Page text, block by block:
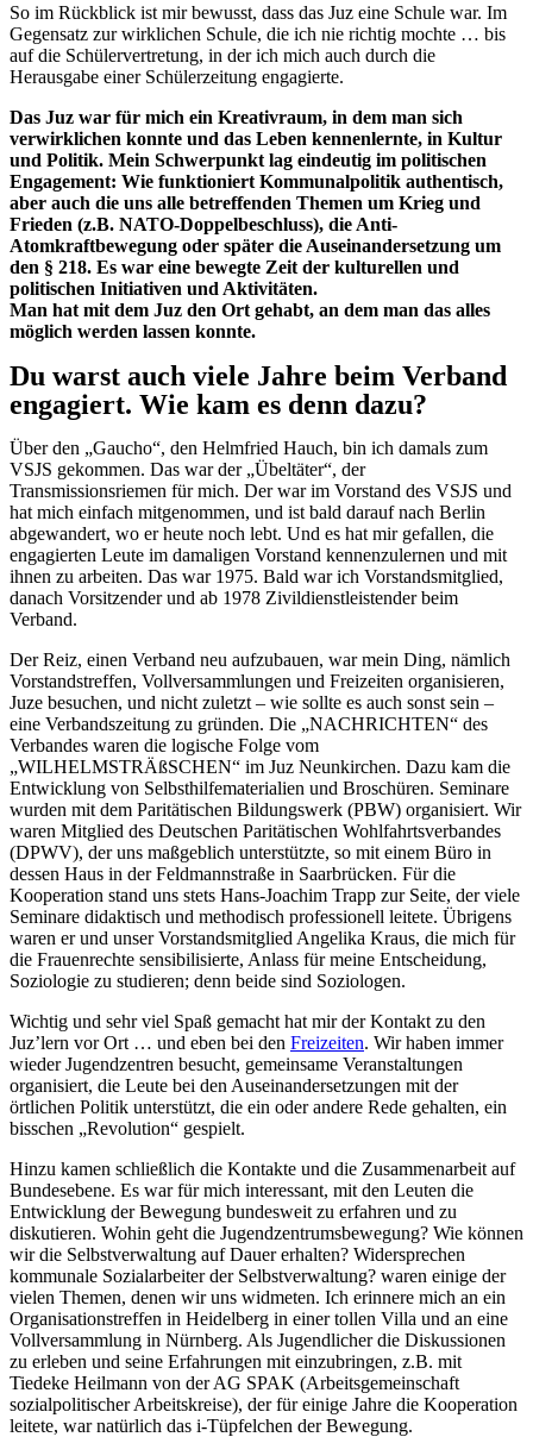
So im Rückblick ist mir bewusst, dass das Juz eine Schule war. Im
Gegensatz zur wirklichen Schule, die ich nie richtig mochte … bis
auf die Schülervertretung, in der ich mich auch durch die
Herausgabe einer Schülerzeitung engagierte.
Das Juz war für mich ein Kreativraum, in dem man sich
verwirklichen konnte und das Leben kennenlernte, in Kultur
und Politik. Mein Schwerpunkt lag eindeutig im politischen
Engagement: Wie funktioniert Kommunalpolitik authentisch,
aber auch die uns alle betreffenden Themen um Krieg und
Frieden (z.B. NATO-Doppelbeschluss), die Anti-
Atomkraftbewegung oder später die Auseinandersetzung um
den § 218. Es war eine bewegte Zeit der kulturellen und
politischen Initiativen und Aktivitäten.
Man hat mit dem Juz den Ort gehabt, an dem man das alles
möglich werden lassen konnte.
Du warst auch viele Jahre beim Verband
engagiert. Wie kam es denn dazu?
Über den „Gaucho“, den Helmfried Hauch, bin ich damals zum
VSJS gekommen. Das war der „Übeltäter“, der
Transmissionsriemen für mich. Der war im Vorstand des VSJS und
hat mich einfach mitgenommen, und ist bald darauf nach Berlin
abgewandert, wo er heute noch lebt. Und es hat mir gefallen, die
engagierten Leute im damaligen Vorstand kennenzulernen und mit
ihnen zu arbeiten. Das war 1975. Bald war ich Vorstandsmitglied,
danach Vorsitzender und ab 1978 Zivildienstleistender beim
Verband.
Der Reiz, einen Verband neu aufzubauen, war mein Ding, nämlich
Vorstandstreffen, Vollversammlungen und Freizeiten organisieren,
Juze besuchen, und nicht zuletzt – wie sollte es auch sonst sein –
eine Verbandszeitung zu gründen. Die „NACHRICHTEN“ des
Verbandes waren die logische Folge vom
„WILHELMSTRÄßSCHEN“ im Juz Neunkirchen. Dazu kam die
Entwicklung von Selbsthilfematerialien und Broschüren. Seminare
wurden mit dem Paritätischen Bildungswerk (PBW) organisiert. Wir
waren Mitglied des Deutschen Paritätischen Wohlfahrtsverbandes
(DPWV), der uns maßgeblich unterstützte, so mit einem Büro in
dessen Haus in der Feldmannstraße in Saarbrücken. Für die
Kooperation stand uns stets Hans-Joachim Trapp zur Seite, der viele
Seminare didaktisch und methodisch professionell leitete. Übrigens
waren er und unser Vorstandsmitglied Angelika Kraus, die mich für
die Frauenrechte sensibilisierte, Anlass für meine Entscheidung,
Soziologie zu studieren; denn beide sind Soziologen.
Wichtig und sehr viel Spaß gemacht hat mir der Kontakt zu den
Juz’lern vor Ort … und eben bei den Freizeiten. Wir haben immer
wieder Jugendzentren besucht, gemeinsame Veranstaltungen
organisiert, die Leute bei den Auseinandersetzungen mit der
örtlichen Politik unterstützt, die ein oder andere Rede gehalten, ein
bisschen „Revolution“ gespielt.
Hinzu kamen schließlich die Kontakte und die Zusammenarbeit auf
Bundesebene. Es war für mich interessant, mit den Leuten die
Entwicklung der Bewegung bundesweit zu erfahren und zu
diskutieren. Wohin geht die Jugendzentrumsbewegung? Wie können
wir die Selbstverwaltung auf Dauer erhalten? Widersprechen
kommunale Sozialarbeiter der Selbstverwaltung? waren einige der
vielen Themen, denen wir uns widmeten. Ich erinnere mich an ein
Organisationstreffen in Heidelberg in einer tollen Villa und an eine
Vollversammlung in Nürnberg. Als Jugendlicher die Diskussionen
zu erleben und seine Erfahrungen mit einzubringen, z.B. mit
Tiedeke Heilmann von der AG SPAK (Arbeitsgemeinschaft
sozialpolitischer Arbeitskreise), der für einige Jahre die Kooperation
leitete, war natürlich das i-Tüpfelchen der Bewegung.